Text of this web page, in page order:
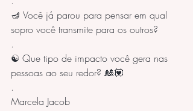
🪔 Você já parou para pensar em qual
sopro você transmite para os outros?
.
☯️ Que tipo de impacto você gera nas
pessoas ao seu redor? 🎎💟
.
Marcela Jacob